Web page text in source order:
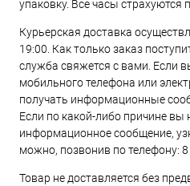
упаковку. Все часы страхуются
Курьерская доставка
19:00. Как только заказ
служба свяжется с вами. Если
мобильного телефона или
получать информационные
Если по какой-либо причине вы
информационное сообщение,
можно, позвонив по телефону:
Товар не доставляется без